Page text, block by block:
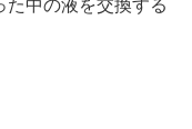
た中の液を交換する